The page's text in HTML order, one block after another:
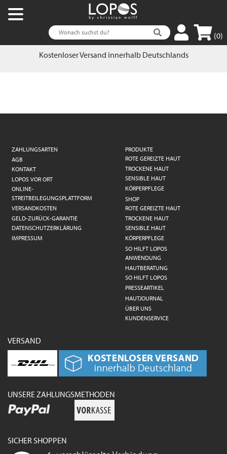
(0)
Kostenloser Versand innerhalb Deutschlands
ZAHLUNGSARTEN
AGB
KONTAKT
LOPOS VOR ORT
ONLINE-
STREITBEILEGUNGSPLATTFORM
VERSANDKOSTEN
GELD-ZURÜCK-GARANTIE
DATENSCHUTZERKLÄRUNG
IMPRESSUM
PRODUKTE
ROTE GEREIZTE HAUT
TROCKENE HAUT
SENSIBLE HAUT
KÖRPERPFLEGE
SHOP
ROTE GEREIZTE HAUT
TROCKENE HAUT
SENSIBLE HAUT
KÖRPERPFLEGE
SO HILFT LOPOS
ANWENDUNG
HAUTBERATUNG
SO HILFT LOPOS
PRESSEARTIKEL
HAUTJOURNAL
ÜBER UNS
KUNDENSERVICE
VERSAND
UNSERE ZAHLUNGSMETHODEN
SICHER SHOPPEN